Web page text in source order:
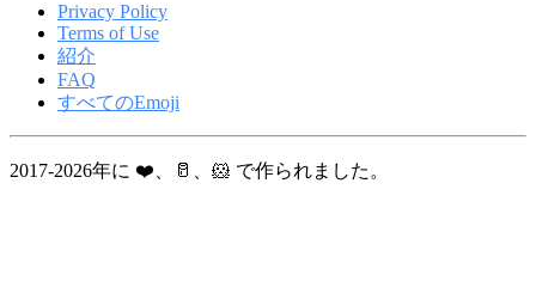
Privacy Policy
Terms of Use
紹介
FAQ
すべてのEmoji
2017-2026年に ❤️、🥛、🐹 で作られました。